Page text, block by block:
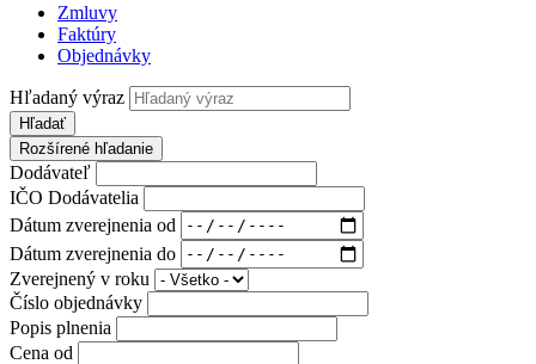
Zmluvy
Faktúry
Objednávky
Hľadaný výraz
Hľadať
Rozšírené hľadanie
Dodávateľ
IČO Dodávatelia
Dátum zverejnenia od
Dátum zverejnenia do
Zverejnený v roku
Číslo objednávky
Popis plnenia
Cena od